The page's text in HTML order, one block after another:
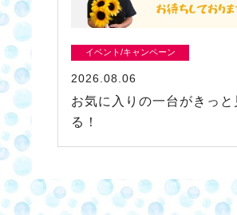
イベント/キャンペーン
2026.08.06
お気に入りの一台がきっと
る！